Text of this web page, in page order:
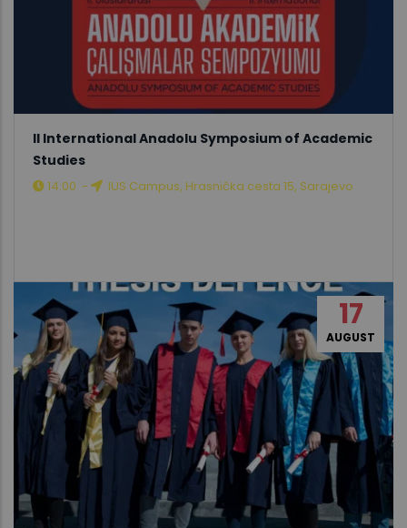
II International Anadolu Symposium of Academic
Studies
14:00 - IUS Campus, Hrasnička cesta 15, Sarajevo
17
AUGUST